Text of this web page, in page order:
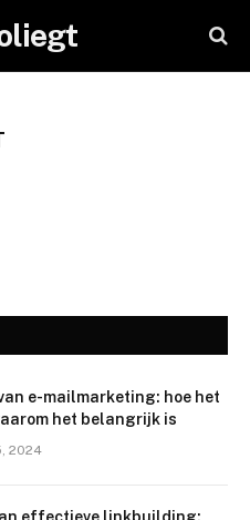
e-mailmarketing: hoe het
het belangrijk is
2024